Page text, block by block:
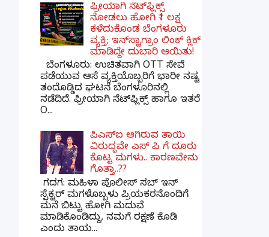
ಫ್ರೀಯಾಗಿ ನೆಟ್‌ಫ್ಲಿಕ್ಸ್
ನೋಡಲು ಹೋಗಿ ₹1 ಲಕ್ಷ
ಕಳೆದುಕೊಂಡ ಬೆಂಗಳೂರು
ವ್ಯಕ್ತಿ; ಇನ್‌ಸ್ಟಾಗ್ರಾಂ ಲಿಂಕ್ ಕ್ಲಿಕ್
ಮಾಡಿದ್ದೇ ದುಬಾರಿ ಆಯಿತು!
ಬೆಂಗಳೂರು: ಉಚಿತವಾಗಿ OTT ಸೇವೆ
ಪಡೆಯುವ ಆಸೆ ವ್ಯಕ್ತಿಯೊಬ್ಬರಿಗೆ ಭಾರೀ ನಷ್ಟ
ತಂದೊಡ್ಡಿದ ಘಟನೆ ಬೆಂಗಳೂರಿನಲ್ಲಿ
ನಡೆದಿದೆ. ಫ್ರೀಯಾಗಿ ನೆಟ್‌ಫ್ಲಿಕ್ಸ್ ಹಾಗೂ ಇತರೆ
O...
ಪಿಎಸ್​ಐ ಆಗಿರುವ ತಾಯಿ
ವಿರುದ್ಧವೇ ಎಸ್ ಪಿ ಗೆ ದೂರು
ಕೊಟ್ಟ ಮಗಳು.. ಕಾರಣವೇನು
ಗೊತ್ತಾ..??
ಗದಗ​: ಮಹಿಳಾ ಪೊಲೀಸ್​ ಸಬ್ ​ಇನ್​
ಸ್ಪೆಕ್ಟರ್​ ಮಗಳೊಬ್ಬಳು ಪ್ರಿಯಕರನೊಂದಿಗೆ
ಮನೆ ಬಿಟ್ಟು ಹೋಗಿ ಮದುವೆ
ಮಾಡಿಕೊಂಡಿದ್ದು, ನಮಗೆ ರಕ್ಷಣೆ ಕೊಡಿ
ಎಂದು ತಾಯ...